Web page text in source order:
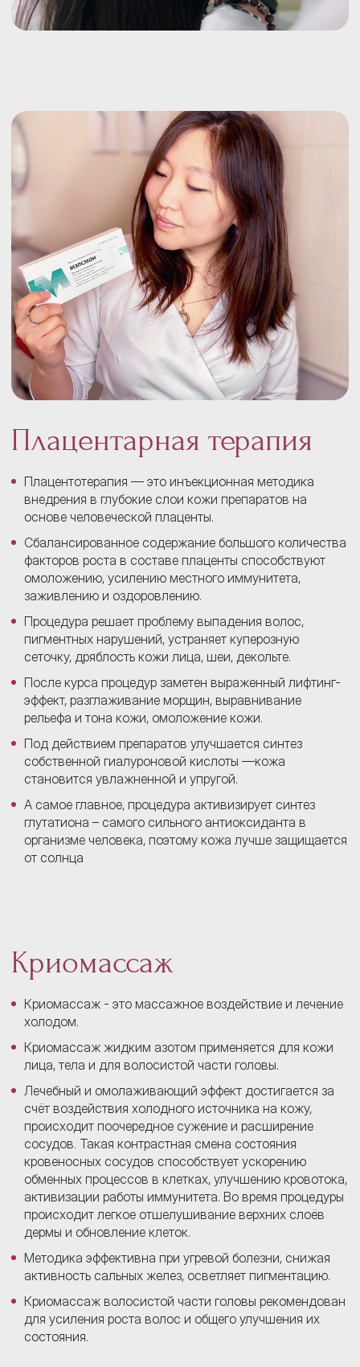
Плацентарная терапия
Плацентотерапия — это инъекционная методика
внедрения в глубокие слои кожи препаратов на
основе человеческой плаценты.
Сбалансированное содержание большого количества
факторов роста в составе плаценты способствуют
омоложению, усилению местного иммунитета,
заживлению и оздоровлению.
Процедура решает проблему выпадения волос,
пигментных нарушений, устраняет куперозную
сеточку, дряблость кожи лица, шеи, декольте.
После курса процедур заметен выраженный лифтинг-
эффект, разглаживание морщин, выравнивание
рельефа и тона кожи, омоложение кожи.
Под действием препаратов улучшается синтез
собственной гиалуроновой кислоты —кожа
становится увлажненной и упругой.
А самое главное, процедура активизирует синтез
глутатиона – самого сильного антиоксиданта в
организме человека, поэтому кожа лучше защищается
от солнца
Криомассаж
Криомассаж - это массажное воздействие и лечение
холодом.
Криомассаж жидким азотом применяется для кожи
лица, тела и для волосистой части головы.
Лечебный и омолаживающий эффект достигается за
счёт воздействия холодного источника на кожу,
происходит поочередное сужение и расширение
сосудов. Такая контрастная смена состояния
кровеносных сосудов способствует ускорению
обменных процессов в клетках, улучшению кровотока,
активизации работы иммунитета. Во время процедуры
происходит легкое отшелушивание верхних слоёв
дермы и обновление клеток.
Методика эффективна при угревой болезни, снижая
активность сальных желез, осветляет пигментацию.
Криомассаж волосистой части головы рекомендован
для усиления роста волос и общего улучшения их
состояния.